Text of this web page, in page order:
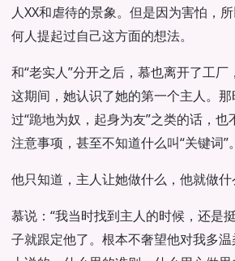
人XX和虐待的景象。但是因为害怕，
何人提起过自己这方面的想法。
和“老实人”分开之后，慕也离开了工厂
这期间，她认识了她的第一个主人。
过“跪地为奴，起身为友”之类的话，
注意事项，甚至不知道什么叫“关键词”。
他只知道，主人让她做什么，他就做什
慕说：“我当时找到主人的时候，还是
子就跟定他了。根本不奢望他对我多